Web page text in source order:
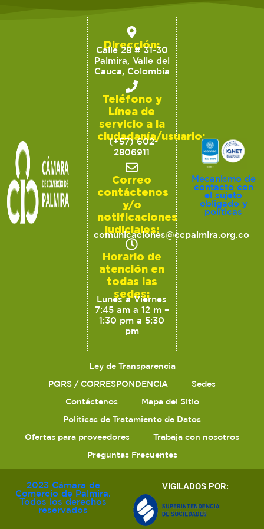
Dirección:
Calle 28 # 31-30
Palmira, Valle del
Cauca, Colombia
Teléfono y
Línea de
servicio a la
ciudadanía/usuario:
(+57) 602-
2806911
Correo
contáctenos
y/o
notificaciones
judiciales:
comunicaciones@ccpalmira.org.co
Horario de
atención en
todas las
sedes:
Lunes a Viernes
7:45 am a 12 m –
1:30 pm a 5:30
pm
Mecanismo de
contacto con
el sujeto
obligado y
políticas
Ley de Transparencia
PQRS / CORRESPONDENCIA
Sedes
Contáctenos
Mapa del Sitio
Políticas de Tratamiento de Datos
Ofertas para proveedores
Trabaja con nosotros
Preguntas Frecuentes
2023 Cámara de
Comercio de Palmira.
Todos los derechos
reservados
VIGILADOS POR: